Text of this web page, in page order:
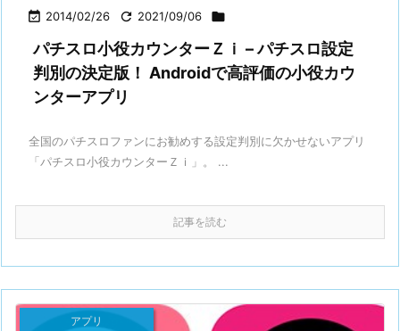
 2014/02/26  2021/09/06 
パチスロ小役カウンターＺｉ – パチスロ設定
判別の決定版！ Androidで高評価の小役カウ
ンターアプリ
全国のパチスロファンにお勧めする設定判別に欠かせないアプリ
「パチスロ小役カウンターＺｉ」。 ...
記事を読む
アプリ